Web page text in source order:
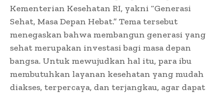
Kementerian Kesehatan RI, yakni “Generasi
Sehat, Masa Depan Hebat.” Tema tersebut
menegaskan bahwa membangun generasi yang
sehat merupakan investasi bagi masa depan
bangsa. Untuk mewujudkan hal itu, para ibu
membutuhkan layanan kesehatan yang mudah
diakses, terpercaya, dan terjangkau, agar dapat